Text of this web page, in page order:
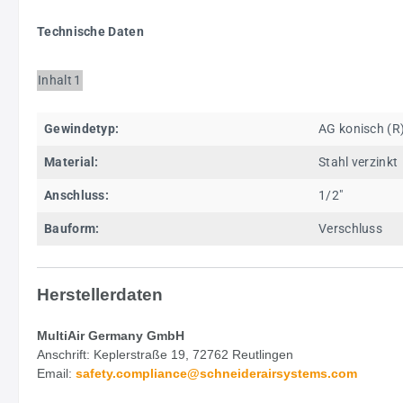
Technische Daten
Inhalt 1
Gewindetyp: AG konisch
Material: Stahl verzinkt
Anschluss: 1/2"
Bauform: Verschluss
Herstellerdaten
MultiAir Germany GmbH
Anschrift: Keplerstraße 19, 72762 Reutlingen
Email: safety.compliance@schneiderairsystems.com